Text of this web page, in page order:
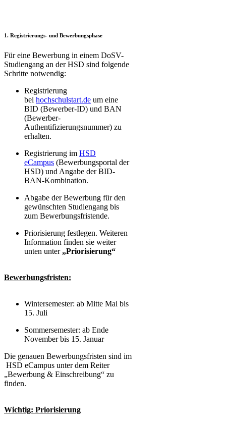
1. Registrierungs- und Bewerbungsphase
Für eine Bewerbung in einem DoSV-
Studiengang an der HSD sind folgende
Schritte notwendig:
​Registrierung
bei hochschulstart.de um eine
BID (Bewerber-ID) und BAN
(Bewerber-
Authentifizierungsnummer) zu
erhalten.
Registrierung im HSD
eCampus (Bewerbungsportal der
HSD) und Angabe der BID-
BAN-Kombination.
Abgabe der Bewerbung für den
gewünschten Studiengang bis
zum Bewerbungsfristende.
Priorisierung festlegen. Weiteren
Information finden sie weiter
unten unter „Priorisierung“
Bewerbungsfristen:
Wintersemester: ab Mitte Mai bis
15. Juli
Sommersemester: ab Ende
November bis 15. Januar
Die genauen Bewerbungsfristen sind im
HSD eCampus unter dem Reiter
„Bewerbung & Einschreibung“ zu
finden.
Wichtig: Priorisierung